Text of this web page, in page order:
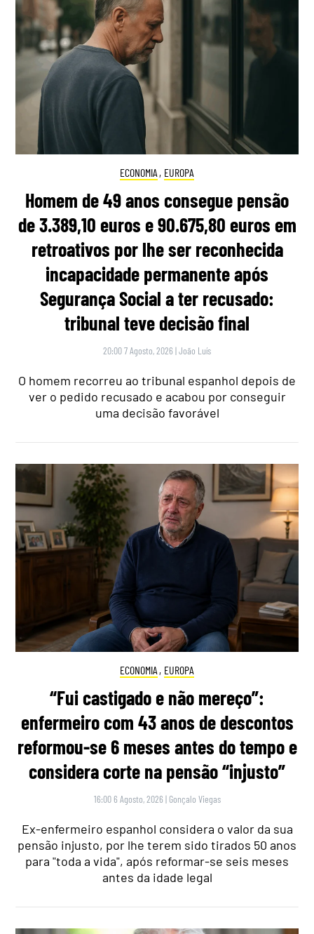
ECONOMIA , EUROPA
Homem de 49 anos consegue pensão
de 3.389,10 euros e 90.675,80 euros em
retroativos por lhe ser reconhecida
incapacidade permanente após
Segurança Social a ter recusado:
tribunal teve decisão final
20:00 7 Agosto, 2026 |João Luís
O homem recorreu ao tribunal espanhol depois de
ver o pedido recusado e acabou por conseguir
uma decisão favorável
ECONOMIA , EUROPA
“Fui castigado e não mereço”:
enfermeiro com 43 anos de descontos
reformou-se 6 meses antes do tempo e
considera corte na pensão “injusto”
16:00 6 Agosto, 2026 | Gonçalo Viegas
Ex-enfermeiro espanhol considera o valor da sua
pensão injusto, por lhe terem sido tirados 50 anos
para "toda a vida", após reformar-se seis meses
antes da idade legal